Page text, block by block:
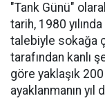
"Tank Günü"
tarih, 1980
talebiyle sokağa
tarafından kanlı
göre yaklaşık
ayaklanmanın